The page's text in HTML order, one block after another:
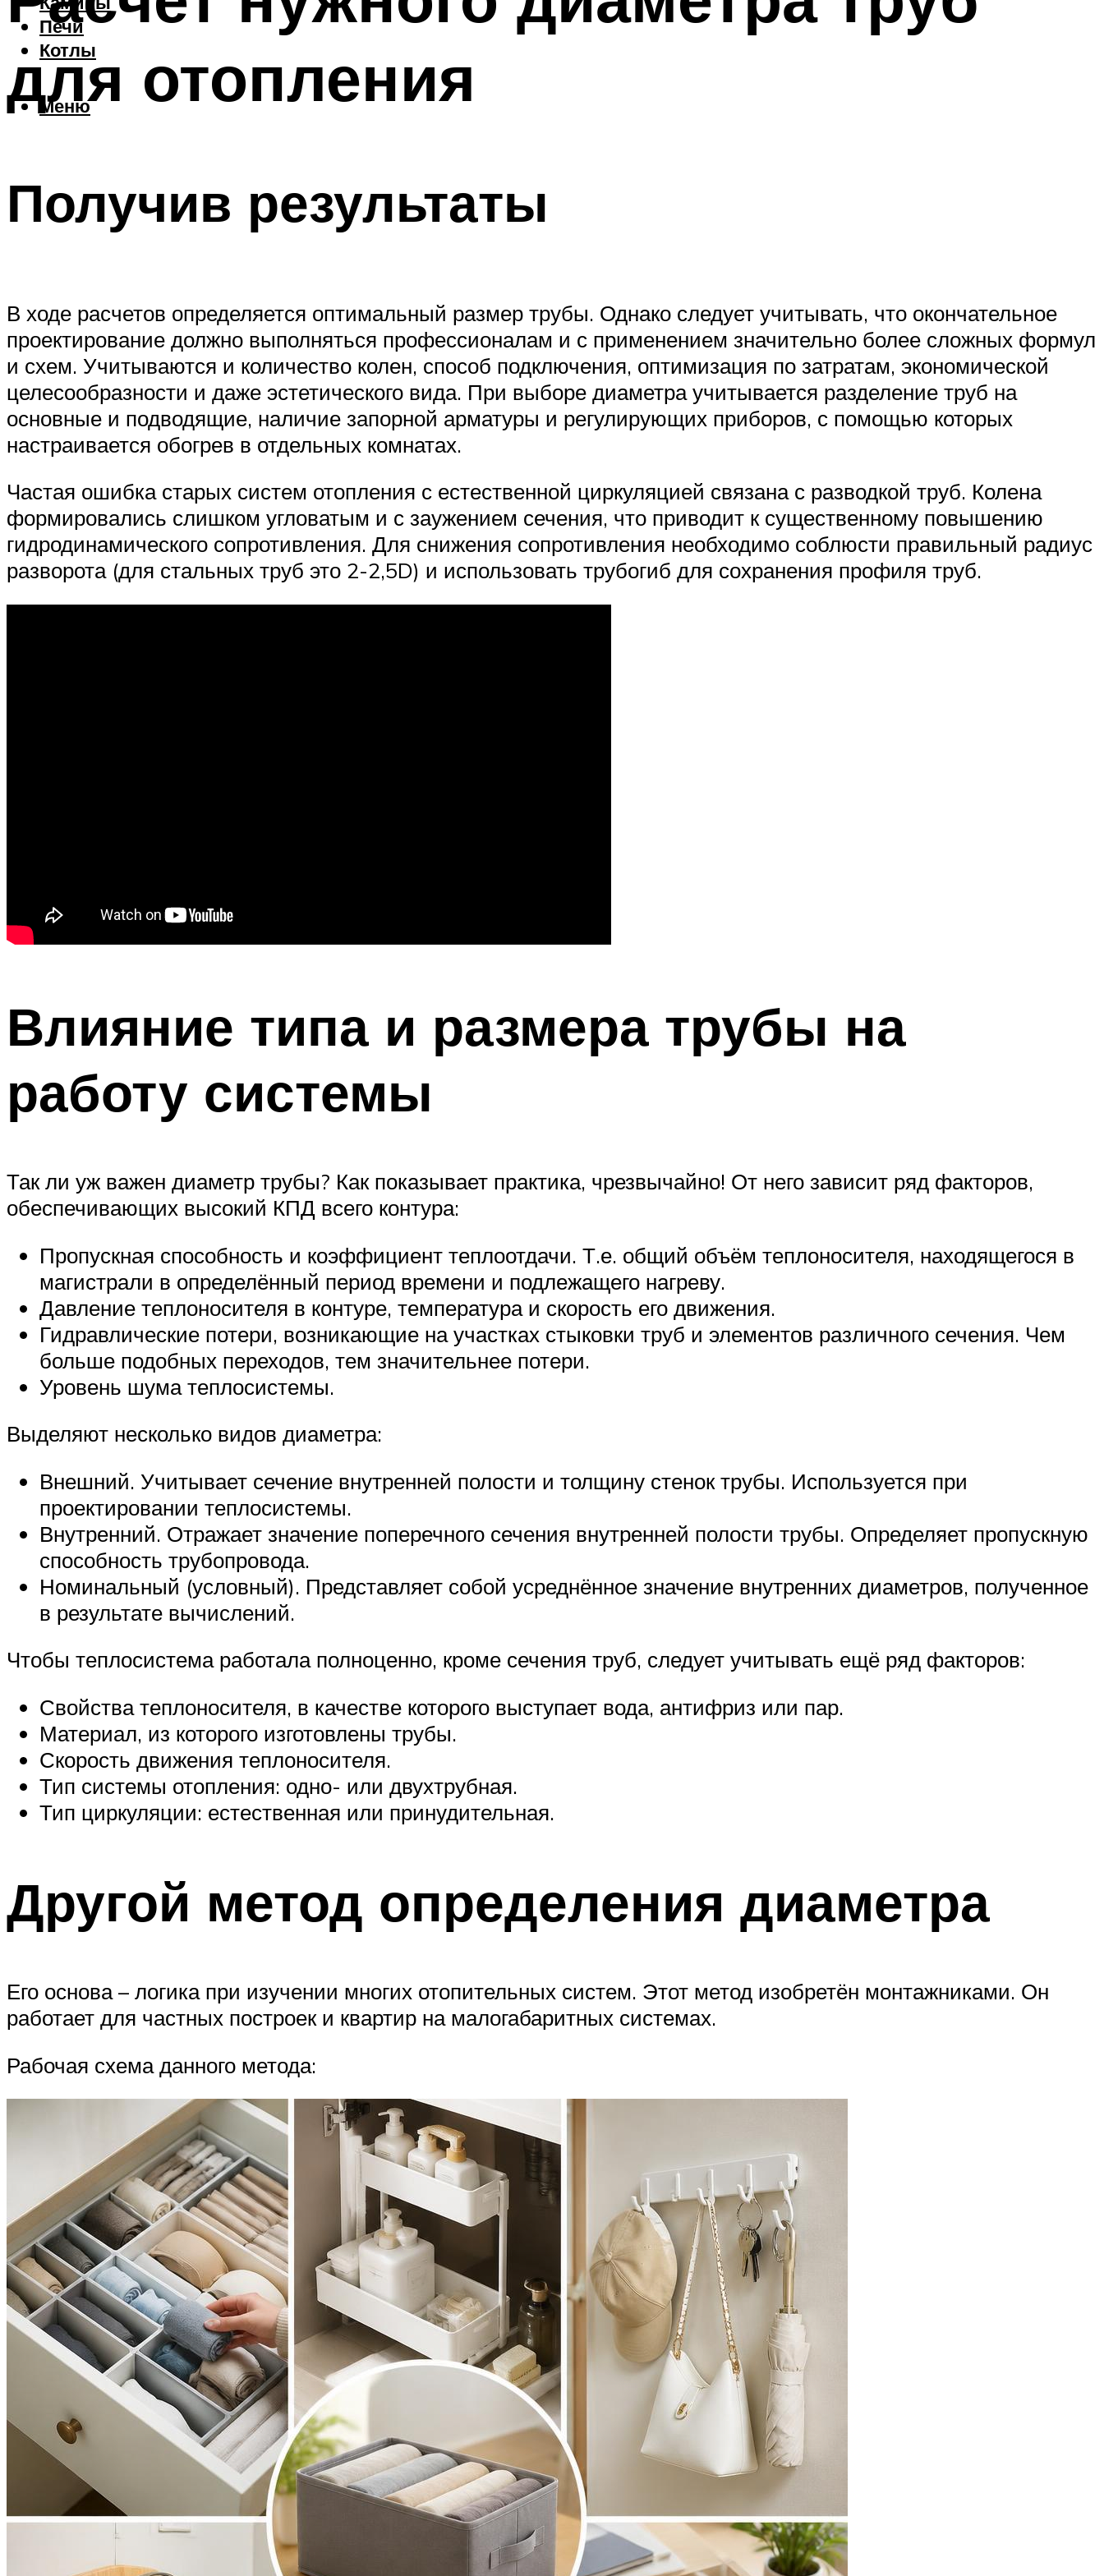
Печи
Котлы
Меню
для отопления
Получив результаты
В ходе расчетов определяется оптимальный размер трубы. Однако следует учитывать, что окончательное
проектирование должно выполняться профессионалам и с применением значительно более сложных формул
и схем. Учитываются и количество колен, способ подключения, оптимизация по затратам, экономической
целесообразности и даже эстетического вида. При выборе диаметра учитывается разделение труб на
основные и подводящие, наличие запорной арматуры и регулирующих приборов, с помощью которых
настраивается обогрев в отдельных комнатах.
Частая ошибка старых систем отопления с естественной циркуляцией связана с разводкой труб. Колена
формировались слишком угловатым и с заужением сечения, что приводит к существенному повышению
гидродинамического сопротивления. Для снижения сопротивления необходимо соблюсти правильный радиус
разворота (для стальных труб это 2-2,5D) и использовать трубогиб для сохранения профиля труб.
Влияние типа и размера трубы на
работу системы
Так ли уж важен диаметр трубы? Как показывает практика, чрезвычайно! От него зависит ряд факторов,
обеспечивающих высокий КПД всего контура:
Пропускная способность и коэффициент теплоотдачи. Т.е. общий объём теплоносителя, находящегося в
магистрали в определённый период времени и подлежащего нагреву.
Давление теплоносителя в контуре, температура и скорость его движения.
Гидравлические потери, возникающие на участках стыковки труб и элементов различного сечения. Чем
больше подобных переходов, тем значительнее потери.
Уровень шума теплосистемы.
Выделяют несколько видов диаметра:
Внешний. Учитывает сечение внутренней полости и толщину стенок трубы. Используется при
проектировании теплосистемы.
Внутренний. Отражает значение поперечного сечения внутренней полости трубы. Определяет пропускную
способность трубопровода.
Номинальный (условный). Представляет собой усреднённое значение внутренних диаметров, полученное
в результате вычислений.
Чтобы теплосистема работала полноценно, кроме сечения труб, следует учитывать ещё ряд факторов:
Свойства теплоносителя, в качестве которого выступает вода, антифриз или пар.
Материал, из которого изготовлены трубы.
Скорость движения теплоносителя.
Тип системы отопления: одно- или двухтрубная.
Тип циркуляции: естественная или принудительная.
Другой метод определения диаметра
Его основа – логика при изучении многих отопительных систем. Этот метод изобретён монтажниками. Он
работает для частных построек и квартир на малогабаритных системах.
Рабочая схема данного метода: